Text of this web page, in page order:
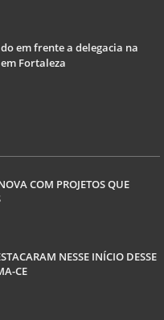
em frente a delegacia na
Fortaleza
COM PROJETOS QUE
NESSE INÍCIO DESSE
CE